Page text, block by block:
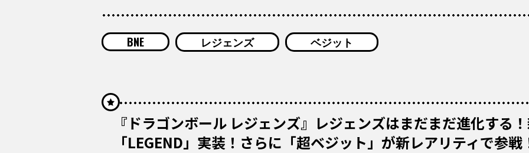
BNE レジェンズ ベジット
『ドラゴンボール レジェンズ』レジェンズはまだまだ進化する
「LEGEND」実装！さらに「超ベジット」が新レアリティで参戦